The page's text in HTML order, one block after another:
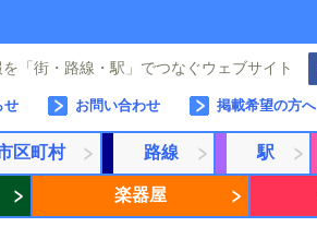
「街・路線・駅」でつなぐウェブサイト
掲載希望の方へ
お問い合わせ
せ
区町村 路線 駅
楽器屋